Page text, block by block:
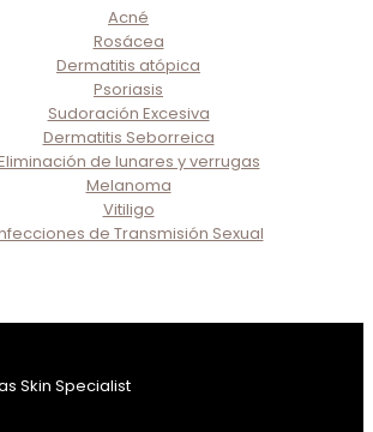
Acné
Rosácea
Dermatitis atópica
Psoriasis
Sudoración Excesiva
Dermatitis Seborreica
de lunares y verrugas
Melanoma
Vitiligo
de Transmisión Sexual
Skin Specialist